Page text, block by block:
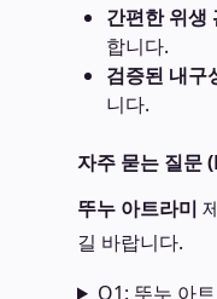
간편한 위생
합니다.
검증된 내구
니다.
자주 묻는 질문
뚜누 아트라미
길 바랍니다.
Q1: 뚜누 아